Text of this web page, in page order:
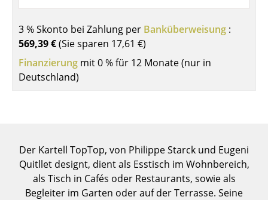
Einzelteile
... alle Tische
Wandregale
Sideboards & Kommoden
3 % Skonto bei Zahlung per Banküberweisung :
569,39 €(Sie sparen 17,61 €)
Finanzierung mit 0 % für 12 Monate (nur in
Deutschland)
Der Kartell TopTop, von Philippe Starck und Eugeni
Quitllet designt, dient als Esstisch im Wohnbereich,
als Tisch in Cafés oder Restaurants, sowie als
Begleiter im Garten oder auf der Terrasse. Seine